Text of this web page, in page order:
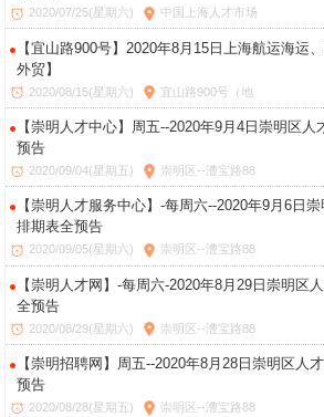
2020/07/25(星期六) 中国上海人才市场
【宜山路900号】2020年8月15日上海航运海运
外贸】
2020/08/15(星期六) 宜山路900号（地
【崇明人才中心】周五--2020年9月4日崇明区
预告
2020/09/04(星期五) 崇明区--漕宝路88
【崇明人才服务中心】-每周六--2020年9月6日
排期表全预告
2020/09/05(星期六) 崇明区--漕宝路88
【崇明人才网】-每周六-2020年8月29日崇明区
全预告
2020/08/29(星期六) 崇明区--漕宝路88
【崇明招聘网】周五--2020年8月28日崇明区人
预告
2020/08/28(星期五) 崇明区--漕宝路88